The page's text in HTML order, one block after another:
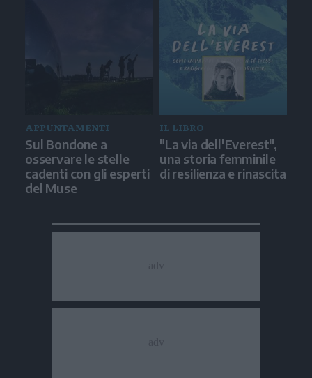
APPUNTAMENTI
Sul Bondone a
osservare le stelle
cadenti con gli esperti
del Muse
IL LIBRO
"La via dell'Everest",
una storia femminile
di resilienza e rinascita